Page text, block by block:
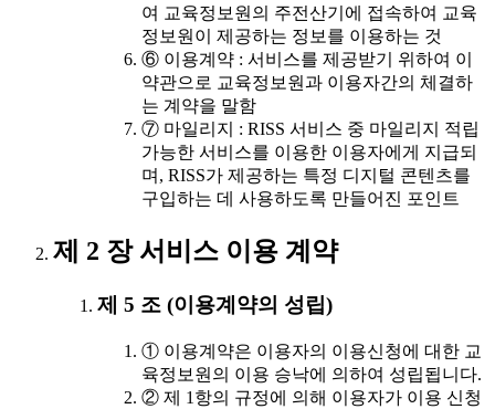
여 교육정보원의 주전산기에 접속하여 교육
정보원이 제공하는 정보를 이용하는 것
⑥ 이용계약 : 서비스를 제공받기 위하여 이
약관으로 교육정보원과 이용자간의 체결하
는 계약을 말함
⑦ 마일리지 : RISS 서비스 중 마일리지 적립
가능한 서비스를 이용한 이용자에게 지급되
며, RISS가 제공하는 특정 디지털 콘텐츠를
구입하는 데 사용하도록 만들어진 포인트
제 2 장 서비스 이용 계약
제 5 조 (이용계약의 성립)
① 이용계약은 이용자의 이용신청에 대한 교
육정보원의 이용 승낙에 의하여 성립됩니다.
② 제 1항의 규정에 의해 이용자가 이용 신청